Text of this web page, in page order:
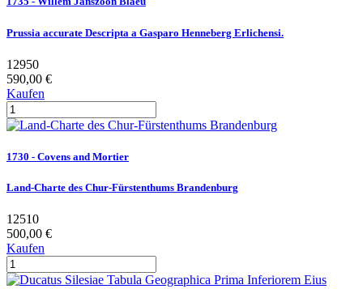
Prussia accurate Descripta a Gasparo Henneberg Erlichensi.
12950
590,00 €
Kaufen
1730 - Covens and Mortier
Land-Charte des Chur-Fürstenthums Brandenburg
12510
500,00 €
Kaufen